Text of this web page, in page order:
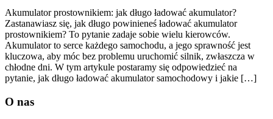
Akumulator prostownikiem: jak długo ładować akumulator?
Zastanawiasz się, jak długo powinieneś ładować akumulator
prostownikiem? To pytanie zadaje sobie wielu kierowców.
Akumulator to serce każdego samochodu, a jego sprawność jest
kluczowa, aby móc bez problemu uruchomić silnik, zwłaszcza w
chłodne dni. W tym artykule postaramy się odpowiedzieć na
pytanie, jak długo ładować akumulator samochodowy i jakie […]
O nas